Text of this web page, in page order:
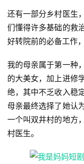
还有一部分乡村医生
们懂得许多基础的救
好转院前的必备工作
我的母亲属于第一种
的大美女，加上进修
绝，其中不乏收入稳
母亲最终选择了她认
一个叫双井村的地方
村医生。